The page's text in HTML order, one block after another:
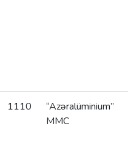
1110
“Azəralüminium”
MMC